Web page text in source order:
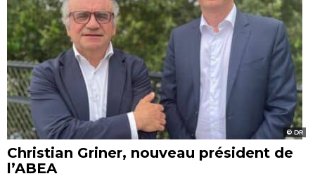
DR
Christian Griner, nouveau président de
l’ABEA